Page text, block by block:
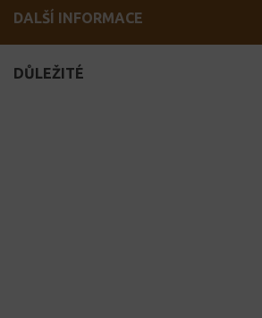
DALŠÍ INFORMACE
DŮLEŽITÉ